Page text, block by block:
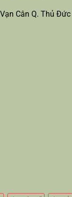
Cân Q. Thủ Đức